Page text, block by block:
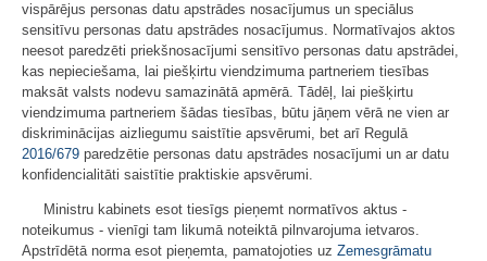
vispārējus personas datu apstrādes nosacījumus un speciālus
sensitīvu personas datu apstrādes nosacījumus. Normatīvajos aktos
neesot paredzēti priekšnosacījumi sensitīvo personas datu apstrādei,
kas nepieciešama, lai piešķirtu viendzimuma partneriem tiesības
maksāt valsts nodevu samazinātā apmērā. Tādēļ, lai piešķirtu
viendzimuma partneriem šādas tiesības, būtu jāņem vērā ne vien ar
diskriminācijas aizliegumu saistītie apsvērumi, bet arī Regulā
2016/679 paredzētie personas datu apstrādes nosacījumi un ar datu
konfidencialitāti saistītie praktiskie apsvērumi.
Ministru kabinets esot tiesīgs pieņemt normatīvos aktus -
noteikumus - vienīgi tam likumā noteiktā pilnvarojuma ietvaros.
Apstrīdētā norma esot pieņemta, pamatojoties uz Zemesgrāmatu